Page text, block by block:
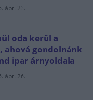
ápr. 23.
oda kerül a
ahová gondolnánk
ipar árnyoldala
ápr. 26.